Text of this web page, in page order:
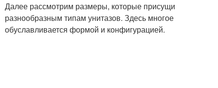
Далее рассмотрим размеры, которые присущи
разнообразным типам унитазов. Здесь многое
обуславливается формой и конфигурацией.